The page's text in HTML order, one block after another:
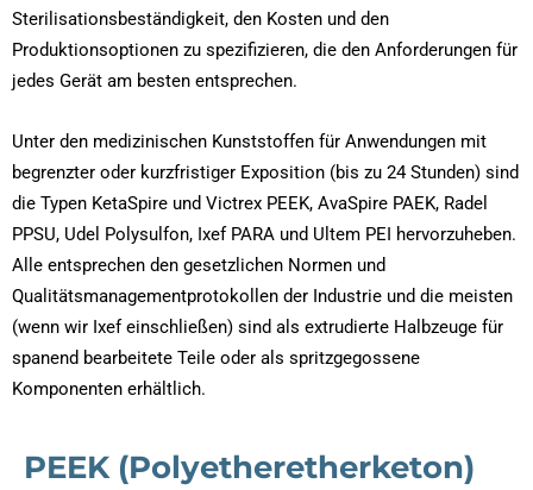
Sterilisationsbeständigkeit, den Kosten und den
Produktionsoptionen zu spezifizieren, die den Anforderungen für
jedes Gerät am besten entsprechen.
Unter den medizinischen Kunststoffen für Anwendungen mit
begrenzter oder kurzfristiger Exposition (bis zu 24 Stunden) sind
die Typen KetaSpire und Victrex PEEK, AvaSpire PAEK, Radel
PPSU, Udel Polysulfon, Ixef PARA und Ultem PEI hervorzuheben.
Alle entsprechen den gesetzlichen Normen und
Qualitätsmanagementprotokollen der Industrie und die meisten
(wenn wir Ixef einschließen) sind als extrudierte Halbzeuge für
spanend bearbeitete Teile oder als spritzgegossene
Komponenten erhältlich.
PEEK (Polyetheretherketon)